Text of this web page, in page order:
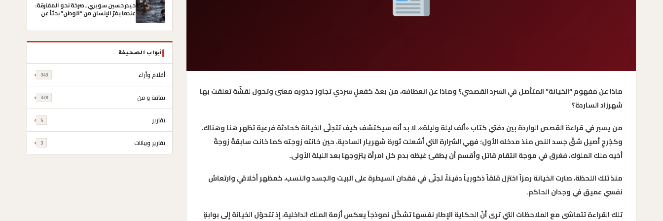
ماذا عن مفهوم “الخيانة” المتأصل في السرد القصصي؟ وماذا عن انعطافه، من بعدُ، كفعلٍ سردي تجاوز جذوره معنىً وتحول لقشّة تعلقت بها
شهرزاد الساردة؟
من يسبر في قراءة القصص الواردة بين دفتي كتاب «ألف ليلة وليلة»، لا بد أنه سيكتشف كيف تتجلّى الخيانة كحادثة فرعية تظهر هنا وهناك،
وكجُرحٍ أصيل شقّ جسد النص منذ مدخله الأول؛ فهي الشرارة التي أشعلت ثورة شهريار السادية، حين خانته زوجته كما خانت سابقةٌ زوجةُ
أخيه ملك الملوك، فغرق في موجة انتقام قاتل وأقسم أن يطفئ غيظه بدم كل امرأة يتزوجها بعد الليلة الأولى.
منذ تلك اللحظة، صارت الخيانة رمزاً اختزل قلقاً ذكورياً دفيناً، تجلّى في فقدان السيطرة على البيت والجسد والنسب، كمظهر أخلاقي وارتعاش
نفسي عميق في وجدان الحاكم.
تلك القراءة تتماشى مع الملاحظات التي ترى أنّ الحكاية الإطار نفسها تشكّل نموذجاً يعكس أزمة الملك الداخلية، إذ تتحوّل الخيانة إلى بوابةٍ
حيدر حسين سويري ـ صرخة نحو المفارقة:
عندما يفرّ الإنسان من “الوطن” بحثاً عن
أبواب الصحيفة
أقلام وأراء 343
ثقافة و فن 328
تقارير 4
تقارير وبيانات 3